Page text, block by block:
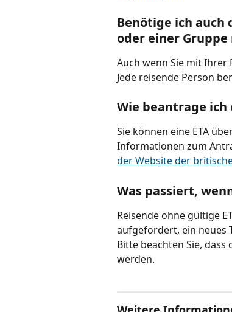
Benötige ich auch
oder einer Gruppe
Auch wenn Sie mit Ihrer
Jede reisende Person
Wie beantrage ich
Sie können eine ETA
Informationen zum
der Website der
Was passiert,
Reisende ohne gültige
aufgefordert, ein neues
Bitte beachten Sie,
werden.